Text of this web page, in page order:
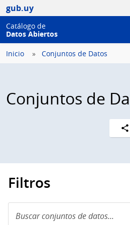
gub.uy
Catálogo de
Datos Abiertos
Inicio Conjuntos de Datos
Conjuntos de
Filtros
conjuntos